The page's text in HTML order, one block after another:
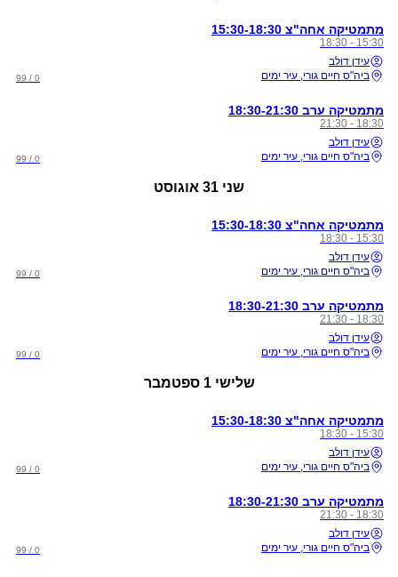
מתמטיקה אחה"צ 15:30-18:30
15:30 - 18:30
עידן דולב
ביה"ס חיים גורי, עיר ימים
0 / 99
מתמטיקה ערב 18:30-21:30
18:30 - 21:30
עידן דולב
ביה"ס חיים גורי, עיר ימים
0 / 99
שני 31 אוגוסט
מתמטיקה אחה"צ 15:30-18:30
15:30 - 18:30
עידן דולב
ביה"ס חיים גורי, עיר ימים
0 / 99
מתמטיקה ערב 18:30-21:30
18:30 - 21:30
עידן דולב
ביה"ס חיים גורי, עיר ימים
0 / 99
שלישי 1 ספטמבר
מתמטיקה אחה"צ 15:30-18:30
15:30 - 18:30
עידן דולב
ביה"ס חיים גורי, עיר ימים
0 / 99
מתמטיקה ערב 18:30-21:30
18:30 - 21:30
עידן דולב
ביה"ס חיים גורי, עיר ימים
0 / 99